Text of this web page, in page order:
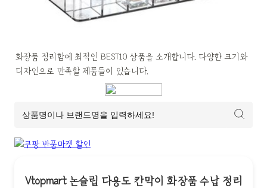
화장품 정리함에 최적인 BEST10 상품을 소개합니다. 다양한 크기와
디자인으로 만족할 제품들이 있습니다.
Vtopmart 논슬립 다용도 칸막이 화장품 수납 정리